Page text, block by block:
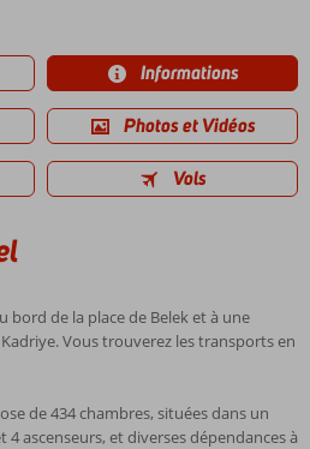
Informations
Photos et Vidéos
Vols
bord de la place de Belek et à une
Vous trouverez les transports en
de 434 chambres, situées dans un
ascenseurs, et diverses dépendances à